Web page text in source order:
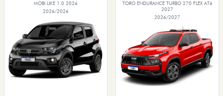
MOBI LIKE 1.0 2026
2026/2026
TORO ENDURANCE TURBO 270 FLEX AT6
2027
2026/2027